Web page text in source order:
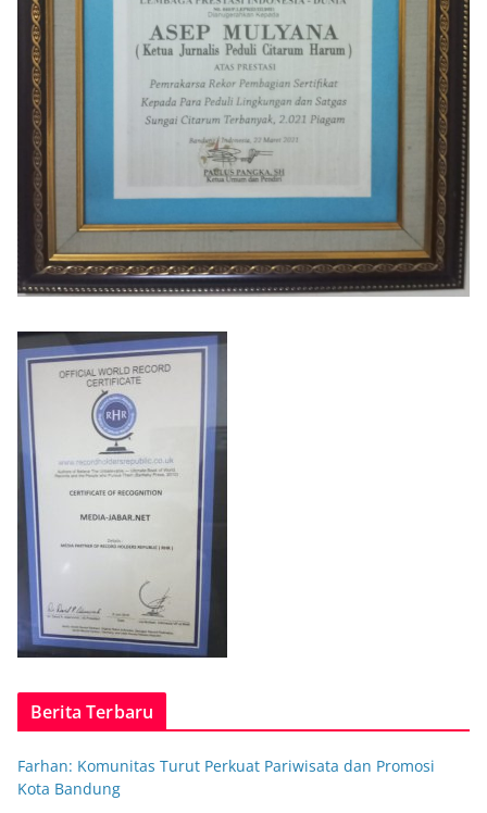
Berita Terbaru
Farhan: Komunitas Turut Perkuat Pariwisata dan Promosi
Kota Bandung